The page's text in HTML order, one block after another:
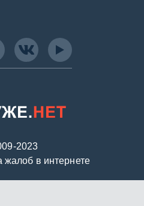
2023
жалоб в интернете